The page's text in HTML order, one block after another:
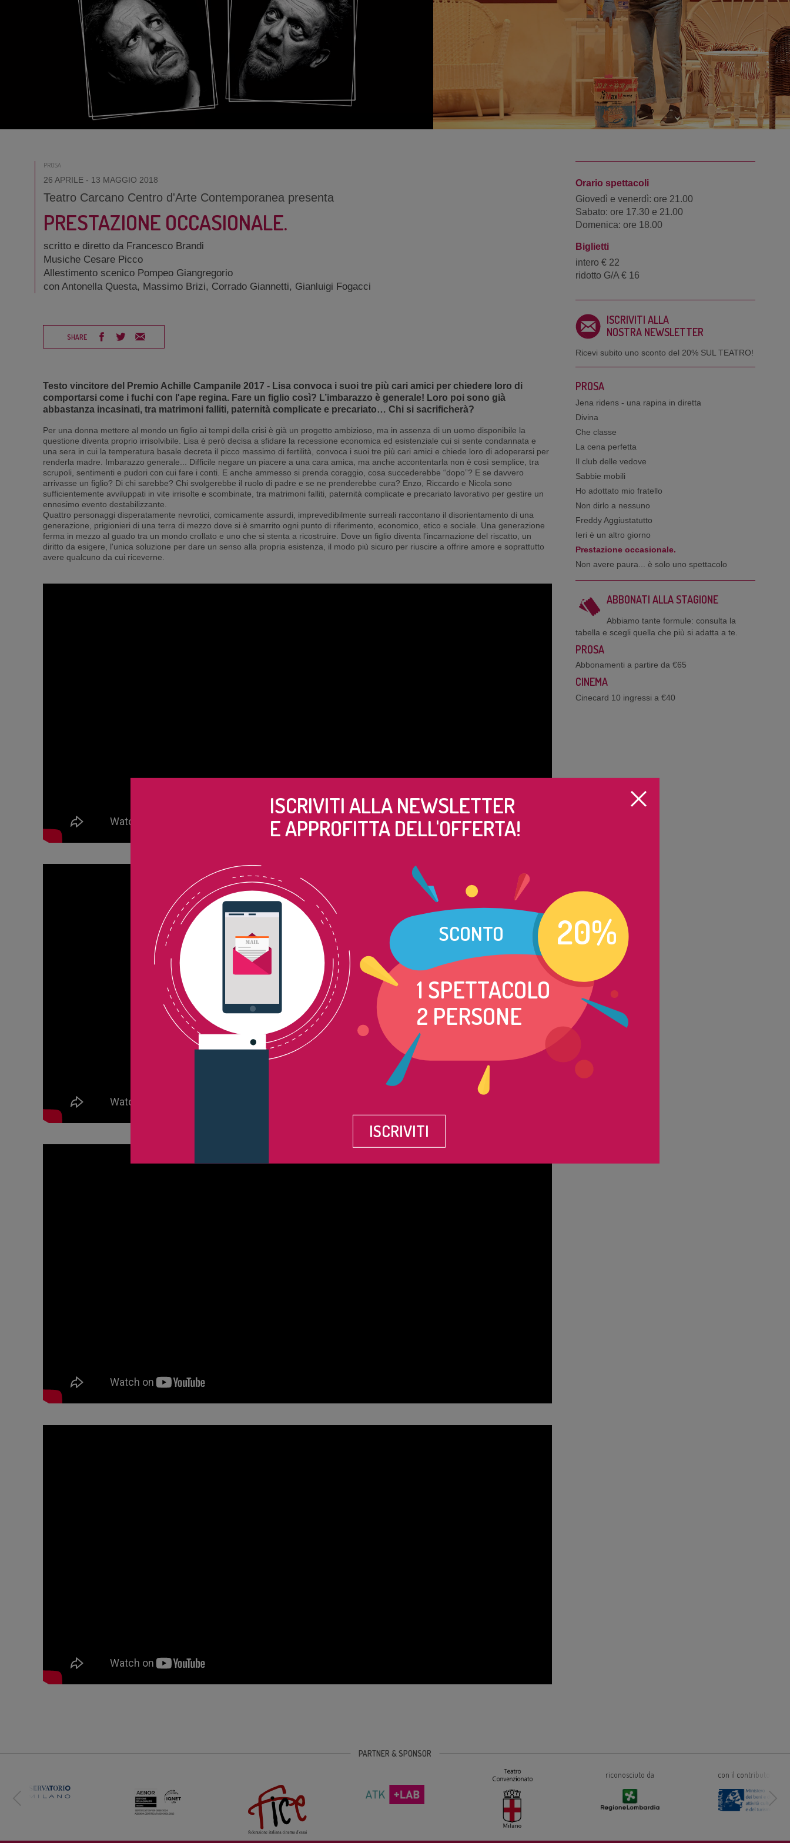
PROSA
26 APRILE- 13 MAGGIO 2018
Teatro Carcano Centro d'Arte Contemporanea presenta
PRESTAZIONE OCCASIONALE.
scritto e diretto da Francesco Brandi
Musiche Cesare Picco
Allestimento scenico Pompeo Giangregorio
con Antonella Questa, Massimo Brizi, Corrado Giannetti, Gianluigi Fogacci
SHARE
Testo vincitore del Premio Achille Campanile 2017 - Lisa convoca i suoi tre più cari amici per chiedere loro di
comportarsi come i fuchi con l'ape regina. Fare un figlio così? L’imbarazzo è generale! Loro poi sono già
abbastanza incasinati, tra matrimoni falliti, paternità complicate e precariato… Chi si sacrificherà?
Per una donna mettere al mondo un figlio ai tempi della crisi è già un progetto ambizioso, ma in assenza di un uomo disponibile la
questione diventa proprio irrisolvibile. Lisa è però decisa a sfidare la recessione economica ed esistenziale cui si sente condannata e
una sera in cui la temperatura basale decreta il picco massimo di fertilità, convoca i suoi tre più cari amici e chiede loro di adoperarsi per
renderla madre. Imbarazzo generale... Difficile negare un piacere a una cara amica, ma anche accontentarla non è così semplice, tra
scrupoli, sentimenti e pudori con cui fare i conti. E anche ammesso si prenda coraggio, cosa succederebbe “dopo”? E se davvero
arrivasse un figlio? Di chi sarebbe? Chi svolgerebbe il ruolo di padre e se ne prenderebbe cura? Enzo, Riccardo e Nicola sono
sufficientemente avviluppati in vite irrisolte e scombinate, tra matrimoni falliti, paternità complicate e precariato lavorativo per gestire un
ennesimo evento destabilizzante.
Quattro personaggi disperatamente nevrotici, comicamente assurdi, imprevedibilmente surreali raccontano il disorientamento di una
generazione, prigionieri di una terra di mezzo dove si è smarrito ogni punto di riferimento, economico, etico e sociale. Una generazione
ferma in mezzo al guado tra un mondo crollato e uno che si stenta a ricostruire. Dove un figlio diventa l’incarnazione del riscatto, un
diritto da esigere, l'unica soluzione per dare un senso alla propria esistenza, il modo più sicuro per riuscire a offrire amore e soprattutto
avere qualcuno da cui riceverne.
Orario spettacoli
Giovedì e venerdì: ore 21.00
Sabato: ore 17.30 e 21.00
Domenica: ore 18.00
Biglietti
intero € 22
ridotto G/A € 16
ISCRIVITI ALLA
NOSTRA NEWSLETTER
Ricevi subito uno sconto del 20% SUL TEATRO!
PROSA
Jena ridens - una rapina in diretta
Divina
Che classe
La cena perfetta
Il club delle vedove
Sabbie mobili
Ho adottato mio fratello
Non dirlo a nessuno
Freddy Aggiustatutto
Ieri è un altro giorno
Prestazione occasionale.
Non avere paura... è solo uno spettacolo
ABBONATI ALLA STAGIONE
Abbiamo tante formule: consulta la
tabella e scegli quella che più si adatta a te.
PROSA
Abbonamenti a partire da €65
CINEMA
Cinecard 10 ingressi a €40
PARTNER & SPONSOR
riconosciuto da con il contributo di
ISCRIVITI ALLA NEWSLETTER
E APPROFITTA DELL'OFFERTA!
SCONTO 20%
1 SPETTACOLO
2 PERSONE
ISCRIVITI